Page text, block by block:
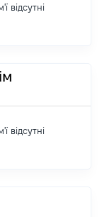
відсутні
відсутні